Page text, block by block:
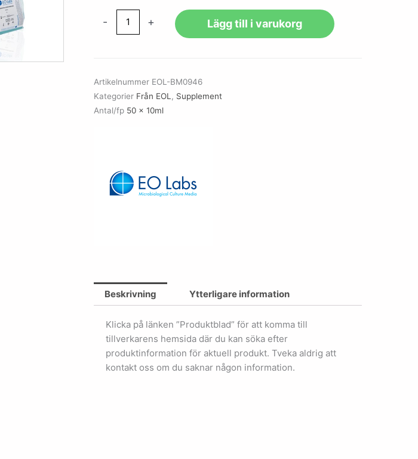
-
mängd
+ Lägg till i varukorg
Artikelnummer EOL-BM0946
Kategorier Från EOL , Supplement
Antal/fp 50 x 10ml
Beskrivning Ytterligare information
Klicka på länken ”Produktblad” för att komma till
tillverkarens hemsida där du kan söka efter
produktinformation för aktuell produkt. Tveka aldrig att
kontakt oss om du saknar någon information.